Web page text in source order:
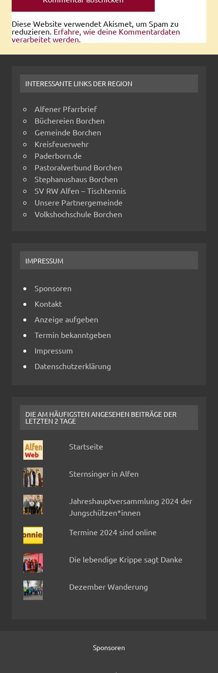
Diese Website verwendet Akismet, um Spam zu
reduzieren. Erfahre, wie deine Kommentardaten
verarbeitet werden.
INTERESSANTE LINKS DER REGION
Alfener Pfarrbrief
Büchereien Borchen
Gemeinde Borchen
Kreisfeuerwehr
Paderborn.de
Pastoralverbund Borchen
Stephanushaus Borchen
SV RW Alfen – Tischtennis
Unsere Partnergemeinde
Volkshochschule Borchen
IMPRESSUM
Sponsoren
Kontakt
Anzeige aufgeben
Termin bekanntgeben
Impressum
Datenschutzerklärung
DIE AM HÄUFIGSTEN ANGESEHEN BEITRÄGE DER
LETZTEN 2 TAGE
Startseite
Sternsinger in Alfen
Jahreshauptversammlung 2024 der
Jungschützen*innen
Termine 2024 sind online
Die lebendige Krippe sagt Danke
Dezember Wanderung
Sponsoren